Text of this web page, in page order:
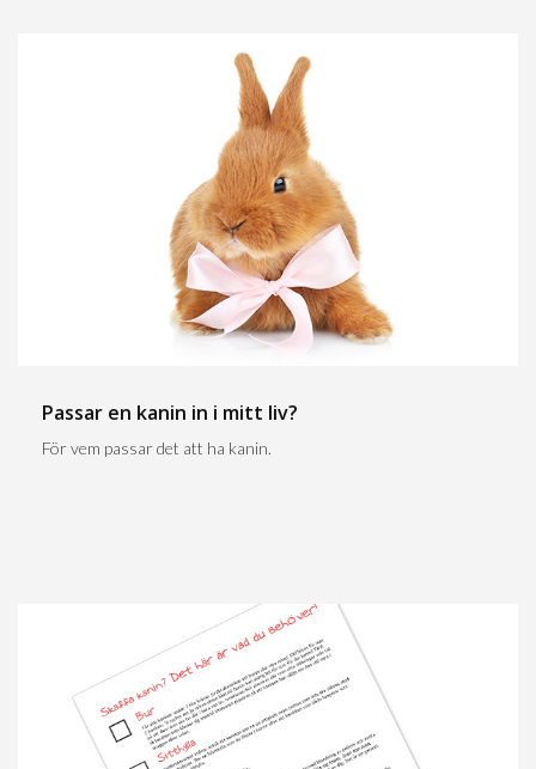
Passar en kanin in i mitt liv?
För vem passar det att ha kanin.